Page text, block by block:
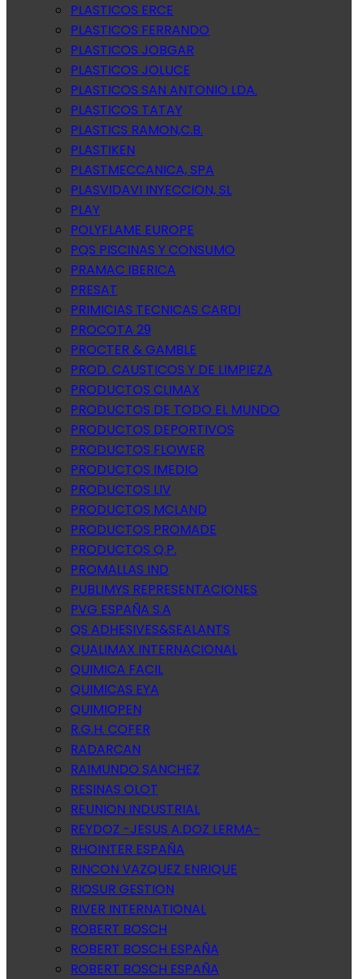
PLASTICOS ERCE
PLASTICOS FERRANDO
PLASTICOS JOBGAR
PLASTICOS JOLUCE
PLASTICOS SAN ANTONIO LDA.
PLASTICOS TATAY
PLASTICS RAMON,C.B.
PLASTIKEN
PLASTMECCANICA, SPA
PLASVIDAVI INYECCION, SL
PLAY
POLYFLAME EUROPE
PQS PISCINAS Y CONSUMO
PRAMAC IBERICA
PRESAT
PRIMICIAS TECNICAS CARDI
PROCOTA 29
PROCTER & GAMBLE
PROD. CAUSTICOS Y DE LIMPIEZA
PRODUCTOS CLIMAX
PRODUCTOS DE TODO EL MUNDO
PRODUCTOS DEPORTIVOS
PRODUCTOS FLOWER
PRODUCTOS IMEDIO
PRODUCTOS LIV
PRODUCTOS MCLAND
PRODUCTOS PROMADE
PRODUCTOS Q.P.
PROMALLAS IND
PUBLIMYS REPRESENTACIONES
PVG ESPAÑA S.A
QS ADHESIVES&SEALANTS
QUALIMAX INTERNACIONAL
QUIMICA FACIL
QUIMICAS EYA
QUIMIOPEN
R.G.H. COFER
RADARCAN
RAIMUNDO SANCHEZ
RESINAS OLOT
REUNION INDUSTRIAL
REYDOZ -JESUS A.DOZ LERMA-
RHOINTER ESPAÑA
RINCON VAZQUEZ ENRIQUE
RIOSUR GESTION
RIVER INTERNATIONAL
ROBERT BOSCH
ROBERT BOSCH ESPAÑA
ROBERT BOSCH ESPAÑA